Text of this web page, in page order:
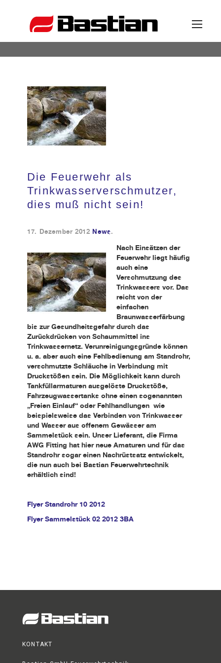
Ansprechpartner
News
Katalog
Partner
Kontakt
Die Feuerwehr als
Trinkwasserverschmutzer,
dies muß nicht sein!
17. Dezember 2012 News.
Nach Einsätzen der
Feuerwehr liegt häufig
auch eine
Verschmutzung des
Trinkwassers vor. Das
reicht von der
einfachen
Braunwasserfärbung
bis zur Gesundheitsgefahr durch das
Zurückdrücken von Schaummittel ins
Trinkwassernetz. Verunreinigungsgründe können
u. a. aber auch eine Fehlbedienung am Standrohr,
verschmutzte Schläuche in Verbindung mit
Druckstößen sein. Die Möglichkeit kann durch
Tankfüllarmaturen ausgelöste Druckstöße,
Fahrzeugwassertanks ohne einen sogenannten
„Freien Einlauf“ oder Fehlhandlungen wie
beispielsweise das Verbinden von Trinkwasser
und Wasser aus offenem Gewässer am
Sammelstück sein. Unser Lieferant, die Firma
AWG Fitting hat hier neue Amaturen und für das
Standrohr sogar einen Nachrüstsatz entwickelt,
die nun auch bei Bastian Feuerwehrtechnik
erhältlich sind!
Flyer Standrohr 10 2012
Flyer Sammelstück 02 2012 3BA
KONTAKT